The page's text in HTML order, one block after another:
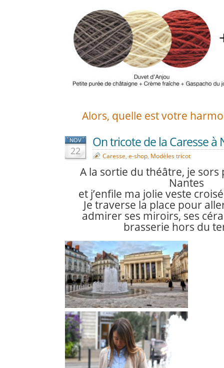
Alors, quelle est votre
NOV
22
On tricote de la Caresse à
Caresse, e-shop, Modèles tricot
A la sortie du théâtre, je sors
Nantes
et j’enfile ma jolie veste
Je traverse la place pour
admirer ses miroirs, ses
brasserie hors du